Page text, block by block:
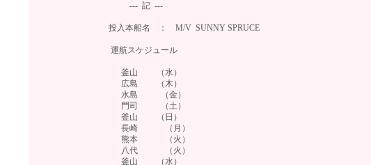
--- 記 ---
投入本船名 ： M/V SUNNY SPRUCE
運航スケジュール
釜山 （水）
広島 （木）
水島 （金）
門司 （土）
釜山 （日）
長崎 （月）
熊本 （火）
八代 （火）
釜山 （水）